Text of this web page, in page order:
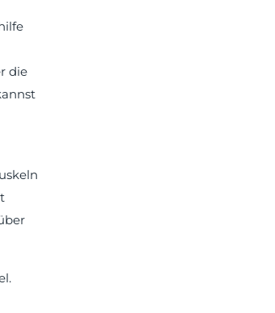
die